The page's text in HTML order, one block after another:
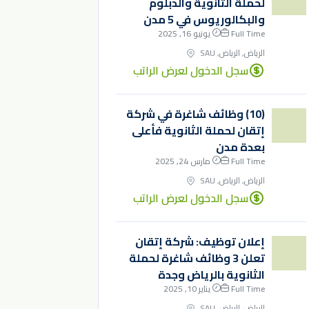
والبكالوريوس في 5 مدن
Full Time
يونيو 16, 2025
الرياض, الرياض, SAU
سجل الدخول لعرض الراتب
(10) وظائف شاغرة في شركة
إتقان لحملة الثانوية فأعلى
بعدة مدن
Full Time
مارس 24, 2025
الرياض, الرياض, SAU
سجل الدخول لعرض الراتب
إعلان توظيف: شركة إتقان
تعلن 3 وظائف شاغرة لحملة
الثانوية بالرياض وجدة
Full Time
يناير 10, 2025